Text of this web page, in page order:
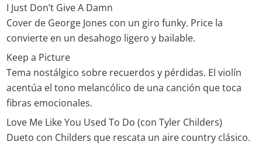
I Just Don’t Give A Damn
Cover de George Jones con un giro funky. Price la
convierte en un desahogo ligero y bailable.
Keep a Picture
Tema nostálgico sobre recuerdos y pérdidas. El violín
acentúa el tono melancólico de una canción que toca
fibras emocionales.
Love Me Like You Used To Do (con Tyler Childers)
Dueto con Childers que rescata un aire country clásico.